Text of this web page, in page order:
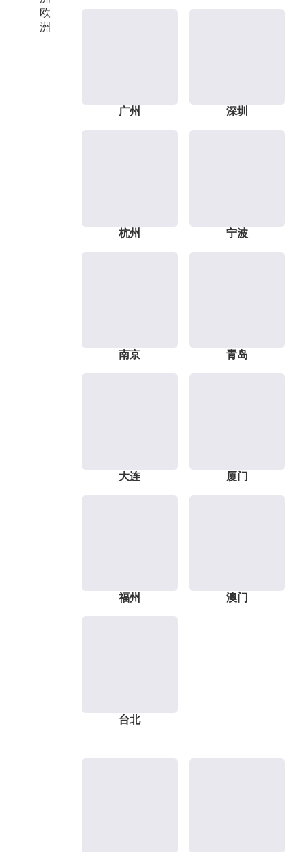
欧
洲
广州 深圳
杭州 宁波
南京 青岛
大连 厦门
福州 澳门
台北